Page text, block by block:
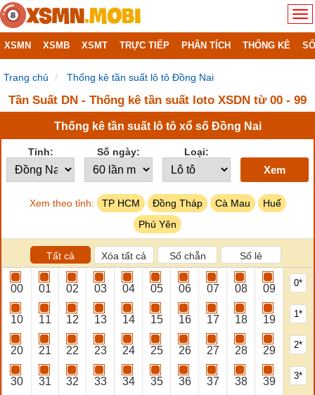
XSMN XSMB XSMT TRỰC TIẾP PHÂN TÍCH THỐNG KÊ
Trang chủ Thống kê tần suất lô tô Đồng Nai
Tần Suất DN - Thống kê tần suất loto XSDN từ 00 - 99
Thống kê tần suất lô tô xổ số Đồng Nai
Tỉnh: Số ngày: Loại:
Xem
Xem theo tỉnh: TP HCM Đồng Tháp Cà Mau
Huế
Phú Yên
Tất cả Xóa tất cả Số chẵn Số lẻ
00 01 02 03 04 05 06 07 08 09 0*
10 11 12 13 14 15 16 17 18 19 1*
20 21 22 23 24 25 26 27 28 29 2*
30 31 32 33 34 35 36 37 38 39 3*